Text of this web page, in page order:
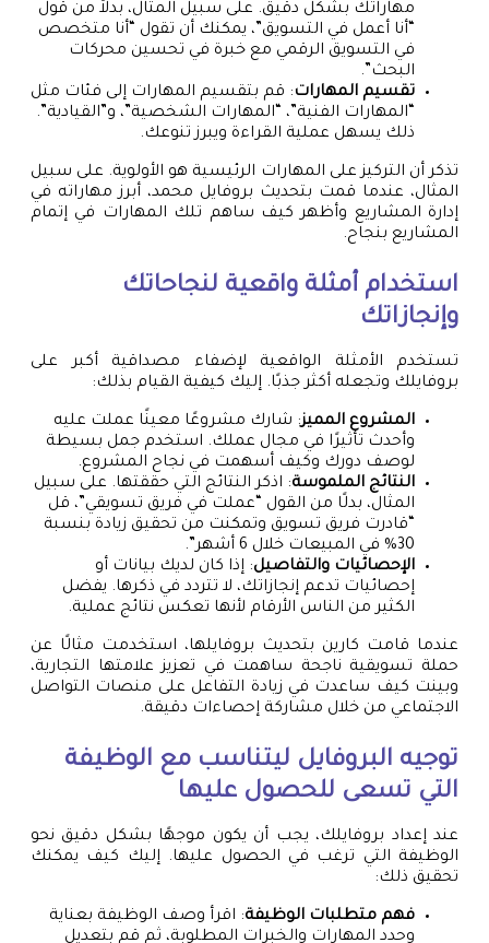
مهاراتك بشكل دقيق. على سبيل المثال، بدلاً من قول
“أنا أعمل في التسويق”، يمكنك أن تقول “أنا متخصص
في التسويق الرقمي مع خبرة في تحسين محركات
البحث”.
تقسيم المهارات: قم بتقسيم المهارات إلى فئات مثل
“المهارات الفنية”، “المهارات الشخصية”، و”القيادية”.
ذلك يسهل عملية القراءة ويبرز تنوعك.
تذكر أن التركيز على المهارات الرئيسية هو الأولوية. على سبيل
المثال، عندما قمت بتحديث بروفايل محمد، أبرز مهاراته في
إدارة المشاريع وأظهر كيف ساهم تلك المهارات في إتمام
المشاريع بنجاح.
استخدام أمثلة واقعية لنجاحاتك
وإنجازاتك
تستخدم الأمثلة الواقعية لإضفاء مصداقية أكبر على
بروفايلك وتجعله أكثر جذبًا. إليك كيفية القيام بذلك:
المشروع المميز: شارك مشروعًا معينًا عملت عليه
وأحدث تأثيرًا في مجال عملك. استخدم جمل بسيطة
لوصف دورك وكيف أسهمت في نجاح المشروع.
النتائج الملموسة: اذكر النتائج التي حققتها. على سبيل
المثال، بدلًا من القول “عملت في فريق تسويقي”، قل
“قادرت فريق تسويق وتمكنت من تحقيق زيادة بنسبة
30% في المبيعات خلال 6 أشهر”.
الإحصائيات والتفاصيل: إذا كان لديك بيانات أو
إحصائيات تدعم إنجازاتك، لا تتردد في ذكرها. يفضل
الكثير من الناس الأرقام لأنها تعكس نتائج عملية.
عندما قامت كارين بتحديث بروفايلها، استخدمت مثالًا عن
حملة تسويقية ناجحة ساهمت في تعزيز علامتها التجارية،
وبينت كيف ساعدت في زيادة التفاعل على منصات التواصل
الاجتماعي من خلال مشاركة إحصاءات دقيقة.
توجيه البروفايل ليتناسب مع الوظيفة
التي تسعى للحصول عليها
عند إعداد بروفايلك، يجب أن يكون موجهًا بشكل دقيق نحو
الوظيفة التي ترغب في الحصول عليها. إليك كيف يمكنك
تحقيق ذلك:
فهم متطلبات الوظيفة: اقرأ وصف الوظيفة بعناية
وحدد المهارات والخبرات المطلوبة، ثم قم بتعديل